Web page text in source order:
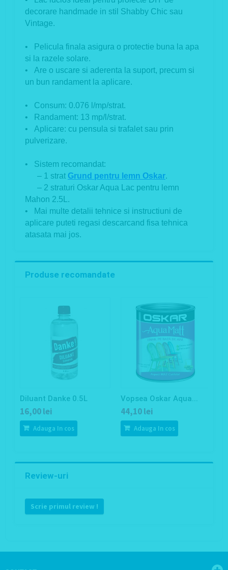
decorare handmade in stil Shabby Chic sau
Vintage.
• Pelicula finala asigura o protectie buna la apa
si la razele solare.
• Are o uscare si aderenta la suport, precum si
un bun randament la aplicare.
• Consum: 0.076 l/mp/strat.
• Randament: 13 mp/l/strat.
• Aplicare: cu pensula si trafalet sau prin
pulverizare.
• Sistem recomandat:
– 1 strat Grund pentru lemn Oskar.
– 2 straturi Oskar Aqua Lac pentru lemn
Mahon 2.5L.
• Mai multe detalii tehnice si instructiuni de
aplicare puteti regasi descarcand fisa tehnica
atasata mai jos.
Produse recomandate
Diluant Danke 0.5L
16,00 lei
Adauga In cos
Vopsea Oskar Aqua...
44,10 lei
Adauga In cos
Review-uri
Scrie primul review !